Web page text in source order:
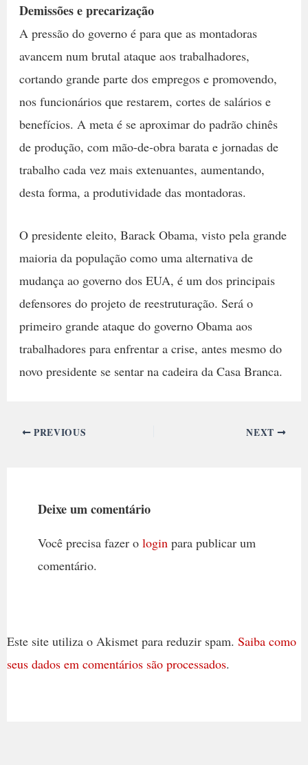
Demissões e precarização
A pressão do governo é para que as montadoras
avancem num brutal ataque aos trabalhadores,
cortando grande parte dos empregos e promovendo,
nos funcionários que restarem, cortes de salários e
benefícios. A meta é se aproximar do padrão chinês
de produção, com mão-de-obra barata e jornadas de
trabalho cada vez mais extenuantes, aumentando,
desta forma, a produtividade das montadoras.
O presidente eleito, Barack Obama, visto pela grande
maioria da população como uma alternativa de
mudança ao governo dos EUA, é um dos principais
defensores do projeto de reestruturação. Será o
primeiro grande ataque do governo Obama aos
trabalhadores para enfrentar a crise, antes mesmo do
novo presidente se sentar na cadeira da Casa Branca.
PREVIOUS NEXT
Deixe um comentário
Você precisa fazer o loginpara publicar um
comentário.
Este site utiliza o Akismet para reduzir spam. Saiba como
seus dados em comentários são processados.